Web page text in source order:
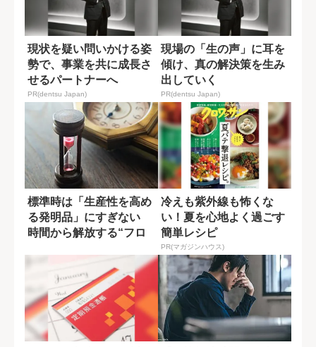
現状を疑い問いかける姿
勢で、事業を共に成長さ
せるパートナーへ
PR(dentsu Japan)
現場の「生の声」に耳を
傾け、真の解決策を生み
出していく
PR(dentsu Japan)
標準時は「生産性を高め
る発明品」にすぎない
時間から解放する“フロ
冷えも紫外線も怖くな
い！夏を心地よく過ごす
簡単レシピ
PR(マガジンハウス)